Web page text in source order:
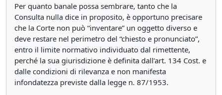
Per quanto banale possa sembrare, tanto che la
Consulta nulla dice in proposito, è opportuno precisare
che la Corte non può “inventare” un oggetto diverso e
deve restare nel perimetro del “chiesto e pronunciato”,
entro il limite normativo individuato dal rimettente,
perché la sua giurisdizione è definita dall’art. 134 Cost. e
dalle condizioni di rilevanza e non manifesta
infondatezza previste dalla legge n. 87/1953.